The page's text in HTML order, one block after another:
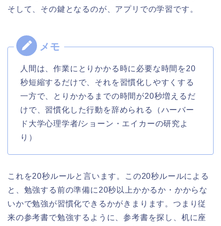
そして、その鍵となるのが、アプリでの学習です。
人間は、作業にとりかかる時に必要な時間を20
秒短縮するだけで、それを習慣化しやすくする
一方で、とりかかるまでの時間が20秒増えるだ
けで、習慣化した行動を辞められる（ハーバー
ド大学心理学者/ショーン・エイカーの研究よ
り）
これを20秒ルールと言います。この20秒ルールによる
と、勉強する前の準備に20秒以上かかるか・かからな
いかで勉強が習慣化できるかがきまります。つまり従
来の参考書で勉強するように、参考書を探し、机に座